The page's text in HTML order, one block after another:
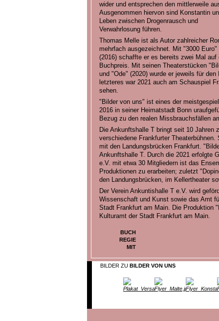
wider und entsprechen den mittlerweile
Ausgenommen hiervon sind Konstantin
Leben zwischen Drogenrausch und
Verwahrlosung führen.
Thomas Melle ist als Autor zahlreicher
mehrfach ausgezeichnet. Mit "3000
(2016) schaffte er es bereits zwei Mal
Buchpreis. Mit seinen Theaterstücken
und "Ode" (2020) wurde er jeweils für
letzteres war 2021 auch am Schauspiel
sehen.
"Bilder von uns" ist eines der
2016 in seiner Heimatstadt Bonn
Bezug zu den realen Missbrauchsfällen
Die Ankunftshalle T bringt seit 10 Jahren
verschiedene Frankfurter
mit den Landungsbrücken Frankfurt.
Ankunftshalle T. Durch die 2021 erfolgte
e.V. mit etwa 30 Mitgliedern ist das
Produktionen zu erarbeiten; zuletzt
den Landungsbrücken, im Kellertheater
Der Verein Ankuntishalle T e.V. wird
Wissenschaft und Kunst sowie das Amt
Stadt Frankfurt am Main. Die Produktion
Kulturamt der Stadt Frankfurt am Main.
BUCH
REGIE
MIT
BILDER ZU BILDER VON UNS